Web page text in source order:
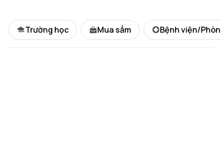
Trường học Mua sắm Bệnh viện/